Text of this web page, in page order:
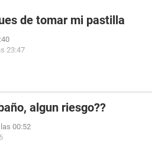
de tomar mi pastilla
23:47
algun riesgo??
00:52